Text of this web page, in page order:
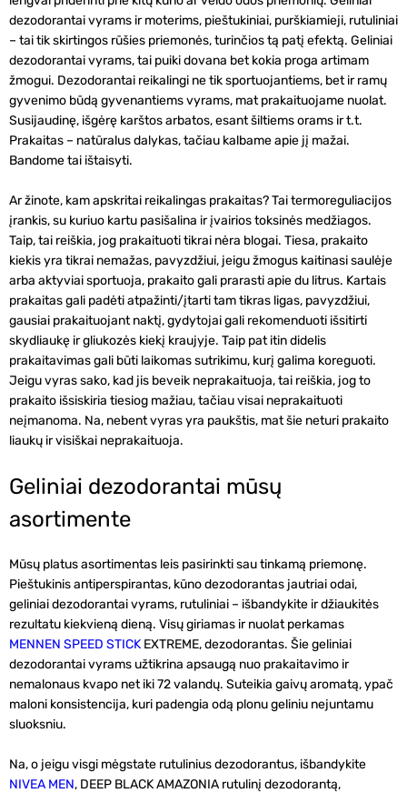
dezodorantai vyrams ir moterims, pieštukiniai, purškiamieji, rutuliniai
– tai tik skirtingos rūšies priemonės, turinčios tą patį efektą. Geliniai
dezodorantai vyrams, tai puiki dovana bet kokia proga artimam
žmogui. Dezodorantai reikalingi ne tik sportuojantiems, bet ir ramų
gyvenimo būdą gyvenantiems vyrams, mat prakaituojame nuolat.
Susijaudinę, išgėrę karštos arbatos, esant šiltiems orams ir t.t.
Prakaitas – natūralus dalykas, tačiau kalbame apie jį mažai.
Bandome tai ištaisyti.
Ar žinote, kam apskritai reikalingas prakaitas? Tai termoreguliacijos
įrankis, su kuriuo kartu pasišalina ir įvairios toksinės medžiagos.
Taip, tai reiškia, jog prakaituoti tikrai nėra blogai. Tiesa, prakaito
kiekis yra tikrai nemažas, pavyzdžiui, jeigu žmogus kaitinasi saulėje
arba aktyviai sportuoja, prakaito gali prarasti apie du litrus. Kartais
prakaitas gali padėti atpažinti/įtarti tam tikras ligas, pavyzdžiui,
gausiai prakaituojant naktį, gydytojai gali rekomenduoti išsitirti
skydliaukę ir gliukozės kiekį kraujyje. Taip pat itin didelis
prakaitavimas gali būti laikomas sutrikimu, kurį galima koreguoti.
Jeigu vyras sako, kad jis beveik neprakaituoja, tai reiškia, jog to
prakaito išsiskiria tiesiog mažiau, tačiau visai neprakaituoti
neįmanoma. Na, nebent vyras yra paukštis, mat šie neturi prakaito
liaukų ir visiškai neprakaituoja.
Geliniai dezodorantai mūsų
asortimente
Mūsų platus asortimentas leis pasirinkti sau tinkamą priemonę.
Pieštukinis antiperspirantas, kūno dezodorantas jautriai odai,
geliniai dezodorantai vyrams, rutuliniai – išbandykite ir džiaukitės
rezultatu kiekvieną dieną. Visų giriamas ir nuolat perkamas
MENNEN SPEED STICK EXTREME, dezodorantas. Šiegeliniai
dezodorantai vyrams užtikrina apsaugą nuo prakaitavimo ir
nemalonaus kvapo net iki 72 valandų. Suteikia gaivų aromatą, ypač
maloni konsistencija, kuri padengia odą plonu geliniu nejuntamu
sluoksniu.
Na, o jeigu visgi mėgstate rutulinius dezodorantus, išbandykite
NIVEA MEN, DEEP BLACK AMAZONIA rutulinį dezodorantą,